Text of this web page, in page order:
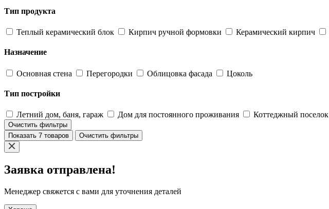
Тип продукта
Теплый керамический блок Кирпич ручной формовки Керамический кирпич
Назначение
Основная стена Перегородки Облицовка фасада Цоколь
Тип постройки
Летний дом, баня, гараж Дом для постоянного проживания Коттеджный поселок
Очистить фильтры
Показать 7 товаров
Очистить фильтры
Заявка отправлена!
Менеджер свяжется с вами для уточнения деталей